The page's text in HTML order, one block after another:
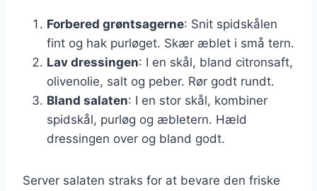
Forbered grøntsagerne: Snit spidskålen
fint og hak purløget. Skær æblet i små tern.
Lav dressingen: I en skål, bland citronsaft,
olivenolie, salt og peber. Rør godt rundt.
Bland salaten: I en stor skål, kombiner
spidskål, purløg og æbletern. Hæld
dressingen over og bland godt.
Server salaten straks for at bevare den friske